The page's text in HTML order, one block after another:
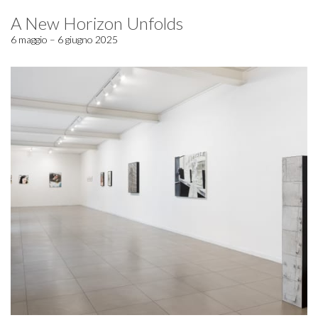
A New Horizon Unfolds
6 maggio – 6 giugno 2025